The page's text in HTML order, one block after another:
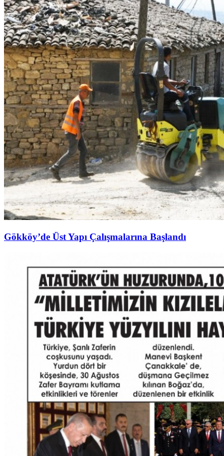
Gökköy’de Üst Yapı Çalışmalarına Başlandı